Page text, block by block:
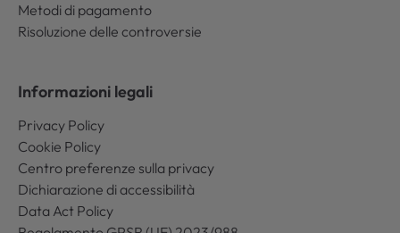
Metodi di pagamento
Risoluzione delle controversie
Informazioni legali
Privacy Policy
Cookie Policy
Centro preferenze sulla privacy
Dichiarazione di accessibilità
Data Act Policy